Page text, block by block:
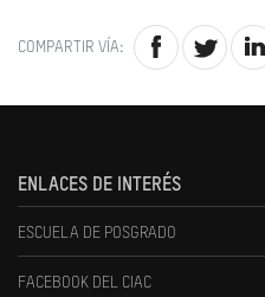
COMPARTIR VÍA:
ENLACES DE INTERÉS
ESCUELA DE POSGRADO
FACEBOOK DEL CIAC